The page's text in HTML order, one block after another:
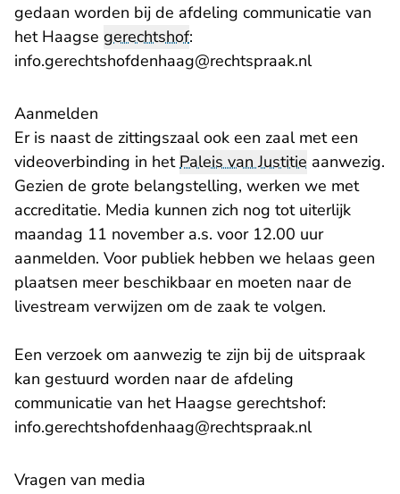
gedaan worden bij de afdeling communicatie van
het Haagse gerechtshof:
info.gerechtshofdenhaag@rechtspraak.nl
Aanmelden
Er is naast de zittingszaal ook een zaal met een
videoverbinding in hetPaleis van Justitie aanwezig.
Gezien de grote belangstelling, werken we met
accreditatie. Media kunnen zich nog tot uiterlijk
maandag 11 november a.s. voor 12.00 uur
aanmelden. Voor publiek hebben we helaas geen
plaatsen meer beschikbaar en moeten naar de
livestream verwijzen om de zaak te volgen.
Een verzoek om aanwezig te zijn bij de uitspraak
kan gestuurd worden naar de afdeling
communicatie van het Haagse gerechtshof:
info.gerechtshofdenhaag@rechtspraak.nl
Vragen van media